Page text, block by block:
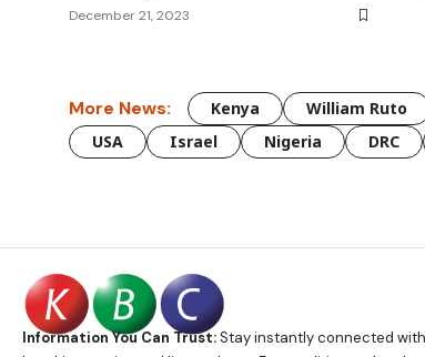
December 21, 2023
More News: Kenya William Ruto
USA
Israel Nigeria DRC
Information You Can Trust:Stay instantly connected with